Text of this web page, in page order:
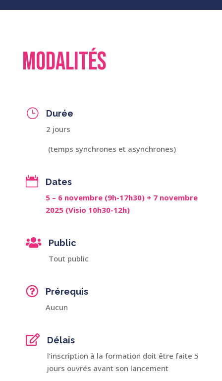
Modalités
} Durée
2 jours
(temps synchrones et asynchrones)
 Dates
5 – 6 novembre (9h-17h30) + 7 novembre
2025 (Visio 10h30-12h)
 Public
Tout public
 Prérequis
Aucun
 Délais
l’inscription à la formation doit être faite 5
jours ouvrés avant son lancement